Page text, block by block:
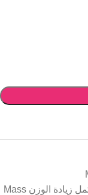
كور ماس FA CORE Mass Gainer مكمل زيادة الوزن Mass